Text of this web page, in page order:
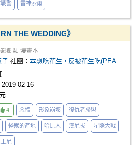
戰警 雷神索爾
THE WEDDING》
影劇類 漫畫本
子 社團：本想吃花生，反被花生吃(PEANUTS BANANA)
02-16
4 惡搞 形象崩壞 復仇者聯盟
怪獸的產地 哈比人 漢尼拔 星際大戰
士尼